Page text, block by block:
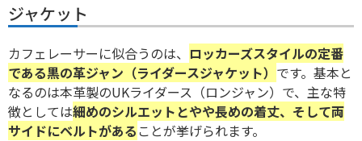
ジャケット
カフェレーサーに似合うのは、 ロッカーズスタイルの定番
である黒の革ジャン（ライダースジャケット） です。基本と
なるのは本革製のUKライダース（ロンジャン）で、主な特
徴としては細めのシルエットとやや長めの着丈、そして両
サイドにベルトがある ことが挙げられます。